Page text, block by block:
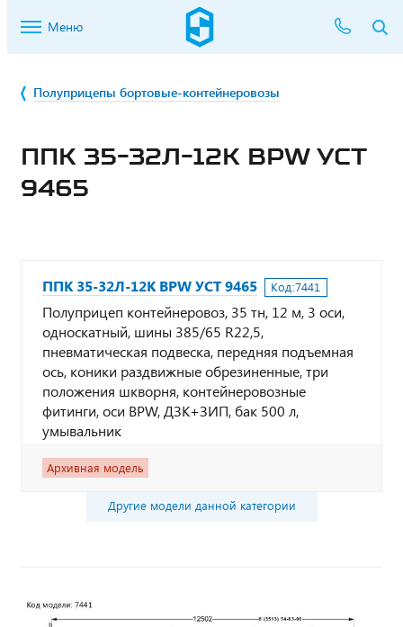
Меню
Полуприцепы бортовые-контейнеровозы
ППК 35-32Л-12К BPW УСТ
9465
ППК 35-32Л-12К BPW УСТ 9465 Код:7441
Полуприцеп контейнеровоз, 35 тн, 12 м, 3 оси,
односкатный, шины 385/65 R22,5,
пневматическая подвеска, передняя подъемная
ось, коники раздвижные обрезиненные, три
положения шкворня, контейнеровозные
фитинги, оси BPW, ДЗК+ЗИП, бак 500 л,
умывальник
Архивная модель
Другие модели данной категории